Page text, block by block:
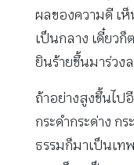
ผลของความดี เห็
เป็นกลาง เดี๋ยว
ยินร้ายขึ้นมาร่วง
ถ้าอย่างสูงขึ้นไป
กระดำกระด่าง ก
ธรรมก็มาเป็นเท